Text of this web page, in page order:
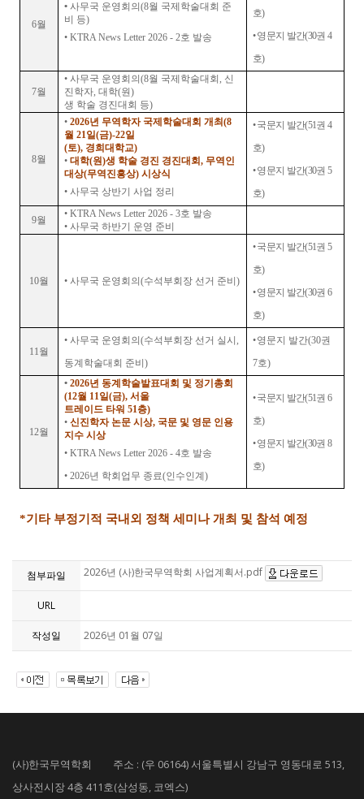
6월
• 사무국 운영회의 (8월 국제학술대회 준
비 등)
• KTRA News Letter 2026 - 2호 발송
호)
•영문지 발간(30권4
호)
7월
• 사무국 운영회의 (8월 국제학술대회 , 신
진학자, 대학(원)
생 학술 경진대회 등)
8월
• 2026년 무역학자 국제학술대회 개최(8
월 21일(금)-22일
(토), 경희대학교)
• 대학(원)생 학술 경진 경진대회, 무역인
대상(무역진흥상) 시상식
• 사무국 상반기 사업 정리
•국문지 발간(51권4
호)
•영문지 발간(30권5
호)
9월
• KTRA News Letter 2026 - 3호 발송
• 사무국 하반기 운영 준비
10월 • 사무국 운영회의 (수석부회장 선거 준비 )
•국문지 발간(51권5
호)
•영문지 발간(30권6
호)
11월
• 사무국 운영회의 (수석부회장 선거 실시 ,
동계학술대회 준비 )
•영문지 발간(30권
7호)
12월
• 2026년 동계학술발표대회 및 정기총회
(12월 11일(금), 서울
트레이드 타워 51층)
• 신진학자 논문 시상, 국문 및 영문 인용
지수 시상
• KTRA News Letter 2026 - 4호 발송
• 2026년 학회업무 종료(인수인계 )
•국문지 발간(51권6
호)
•영문지 발간(30권8
호)
*기타 부정기적 국내외 정책 세미나 개최 및 참석 예정
첨부파일 2026년 (사)한국무역학회 사업계획서.pdf
URL
작성일 2026년 01월 07일
(사)한국무역학회 주소 : (우 06164) 서울특별시 강남구 영동대로 513,
상사전시장 4층 411호(삼성동, 코엑스)